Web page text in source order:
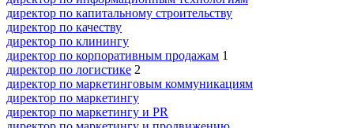
директор по капитальному строительству
директор по качеству
директор по клинингу
директор по корпоративным продажам 1
директор по логистике 2
директор по маркетинговым коммуникациям
директор по маркетингу
директор по маркетингу и PR